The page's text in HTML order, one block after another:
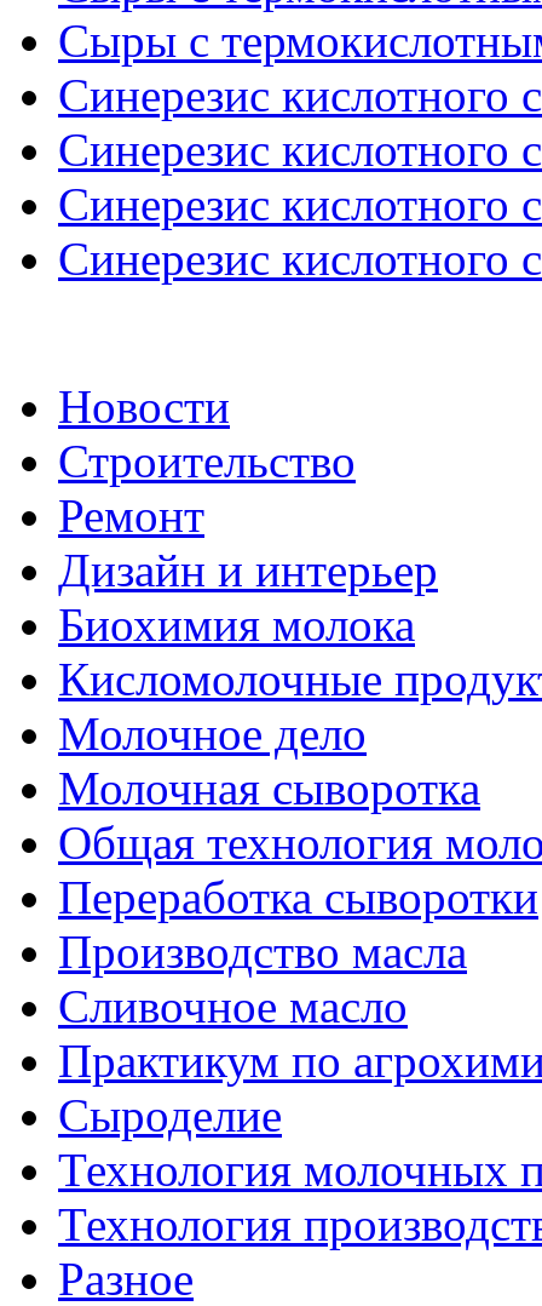
Сыры с
Синерезис кислотного
Синерезис кислотного
Синерезис кислотного
Синерезис кислотного
Новости
Строительство
Ремонт
Дизайн и интерьер
Биохимия молока
Кисломолочные
Молочное дело
Молочная сыворотка
Общая технология
Переработка сыворотки
Производство масла
Сливочное масло
Практикум по
Сыроделие
Технология молочных
Технология
Разное